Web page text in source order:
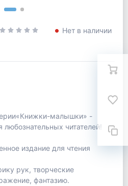
Нет в наличии
малышки» -
читателей!
издание для чтения
рук, творческие
фантазию.